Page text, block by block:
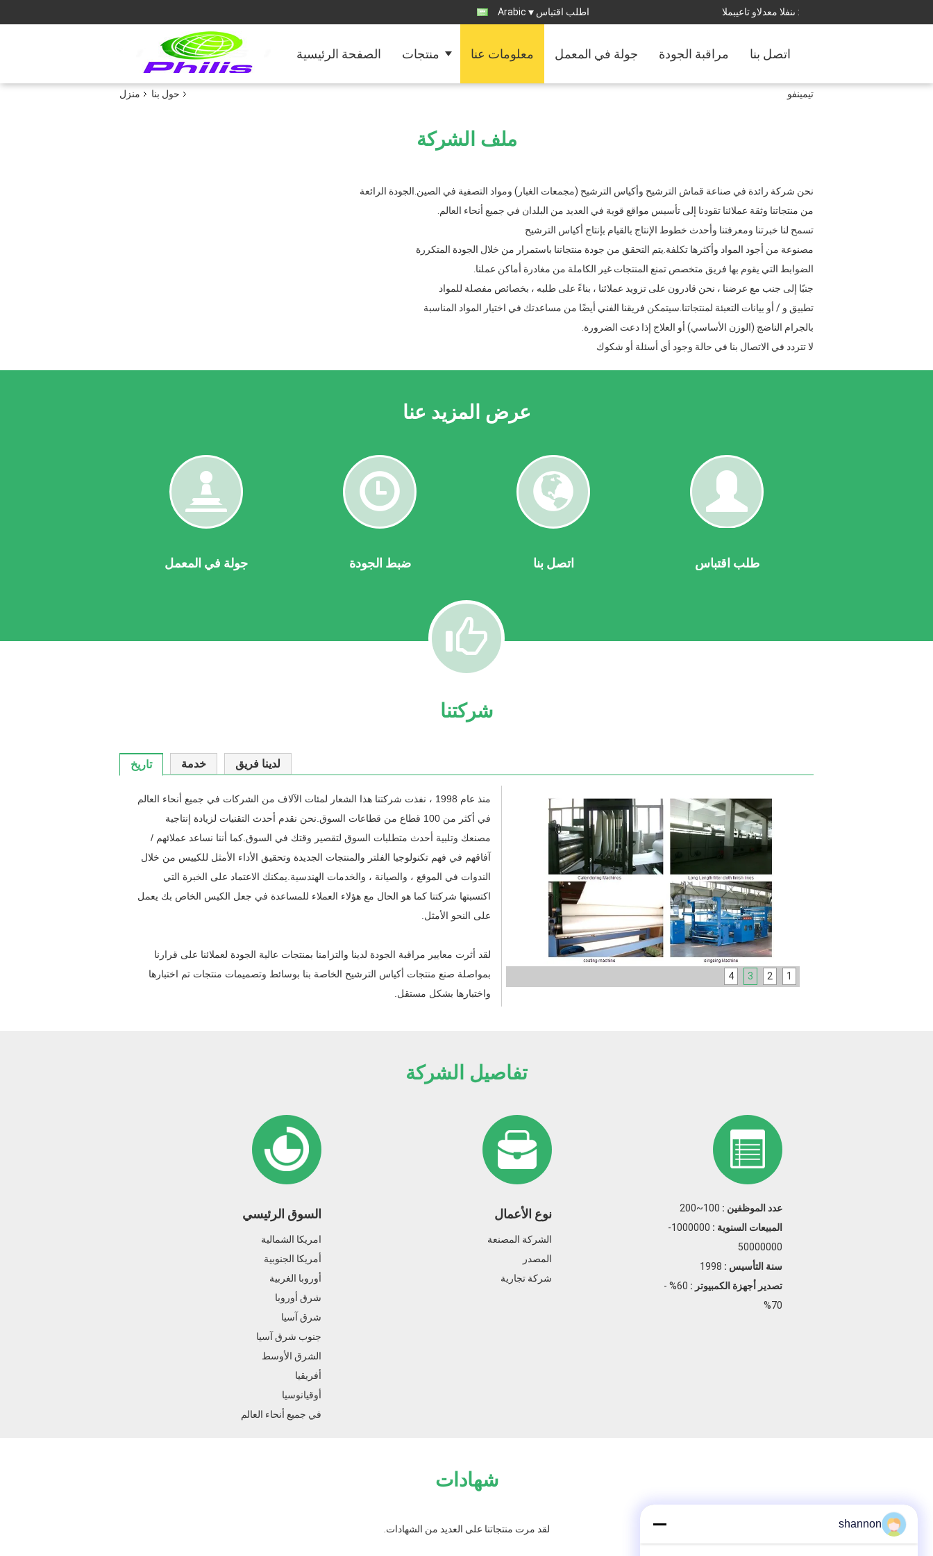
المبيعات والدعم الفنى : اطلب اقتباس Arabic
الصفحة الرئيسية منتجات معلومات عنا جولة في المعمل مراقبة الجودة اتصل بنا
منزل حول بنا تيمينفو
ملف الشركة
نحن شركة رائدة في صناعة قماش الترشيح وأكياس الترشيح (مجمعات الغبار) ومواد التصفية في الصين.الجودة الرائعة
من منتجاتنا وثقة عملائنا تقودنا إلى تأسيس مواقع قوية في العديد من البلدان في جميع أنحاء العالم.
تسمح لنا خبرتنا ومعرفتنا وأحدث خطوط الإنتاج بالقيام بإنتاج أكياس الترشيح
مصنوعة من أجود المواد وأكثرها تكلفة.يتم التحقق من جودة منتجاتنا باستمرار من خلال الجودة المتكررة
الضوابط التي يقوم بها فريق متخصص تمنع المنتجات غير الكاملة من مغادرة أماكن عملنا.
جنبًا إلى جنب مع عرضنا ، نحن قادرون على تزويد عملائنا ، بناءً على طلبه ، بخصائص مفصلة للمواد
تطبيق و / أو بيانات التعبئة لمنتجاتنا.سيتمكن فريقنا الفني أيضًا من مساعدتك في اختيار المواد المناسبة
بالجرام الناضج (الوزن الأساسي) أو العلاج إذا دعت الضرورة.
لا تتردد في الاتصال بنا في حالة وجود أي أسئلة أو شكوك
عرض المزيد عنا
جولة
في
المعمل
جولة في المعمل
ضبط
الجودة
ضبط الجودة
اتصل
اتصل بنا
اقتباس
طلب اقتباس
شركتنا
تاريخ خدمة لدينا فريق
منذ عام 1998 ، نفذت شركتنا هذا الشعار لمئات الآلاف من الشركات في جميع أنحاء العالم
في أكثر من 100 قطاع من قطاعات السوق.نحن نقدم أحدث التقنيات لزيادة إنتاجية
مصنعك وتلبية أحدث متطلبات السوق لتقصير وقتك في السوق.كما أننا نساعد عملائهم /
آفاقهم في فهم تكنولوجيا الفلتر والمنتجات الجديدة وتحقيق الأداء الأمثل للكييس من خلال
الندوات في الموقع ، والصيانة ، والخدمات الهندسية.يمكنك الاعتماد على الخبرة التي
اكتسبتها شركتنا كما هو الحال مع هؤلاء العملاء للمساعدة في جعل الكيس الخاص بك يعمل
على النحو الأمثل.
لقد أثرت معايير مراقبة الجودة لدينا والتزامنا بمنتجات عالية الجودة لعملائنا على قرارنا
بمواصلة صنع منتجات أكياس الترشيح الخاصة بنا بوسائط وتصميمات منتجات تم اختبارها
واختبارها بشكل مستقل.
1
2
3
4
تفاصيل الشركة
السوق الرئيسي
امريكا الشمالية
أمريكا الجنوبية
أوروبا الغربية
شرق أوروبا
شرق آسيا
جنوب شرق آسيا
الشرق الأوسط
أفريقيا
أوقيانوسيا
في جميع أنحاء العالم
نوع الأعمال
الشركة المصنعة
المصدر
شركة تجارية
عدد الموظفين : 100~200
المبيعات السنوية :
1000000-
50000000
سنة التأسيس : 1998
تصدير أجهزة الكمبيوتر :
60% -
70%
شهادات
لقد مرت منتجاتنا على العديد من الشهادات. shannon